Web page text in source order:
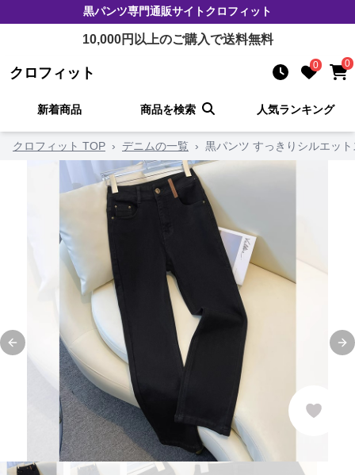
黒パンツ専門通販サイトクロフィット
10,000円以上のご購入で送料無料
クロフィット 0 0
新着商品 商品を検索 人気ランキング
クロフィット TOP › デニムの一覧 › 黒パンツ すっきりシルエッ
Previous slide